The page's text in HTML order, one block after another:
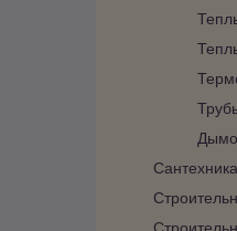
Сантехника